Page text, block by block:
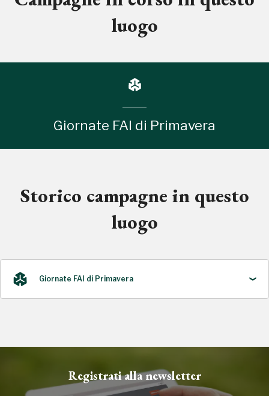
luogo
Giornate FAI di Primavera
Storico campagne in questo
luogo
Giornate FAI di Primavera
Registrati alla newsletter